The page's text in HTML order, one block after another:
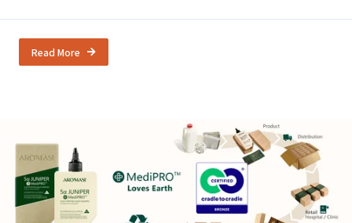
Read More